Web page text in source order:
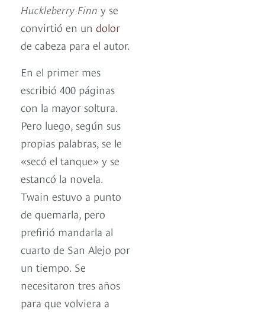
Huckleberry Finn y se
convirtió en un dolor
de cabeza para el autor.
En el primer mes
escribió 400 páginas
con la mayor soltura.
Pero luego, según sus
propias palabras, se le
«secó el tanque» y se
estancó la novela.
Twain estuvo a punto
de quemarla, pero
prefirió mandarla al
cuarto de San Alejo por
un tiempo. Se
necesitaron tres años
para que volviera a